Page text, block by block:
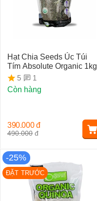
Hạt Chia Seeds Úc Túi
Tím Absolute Organic 1kg
5
1
Còn hàng
490.000 đ
390.000 đ
-25%
ĐẶT TRƯỚC